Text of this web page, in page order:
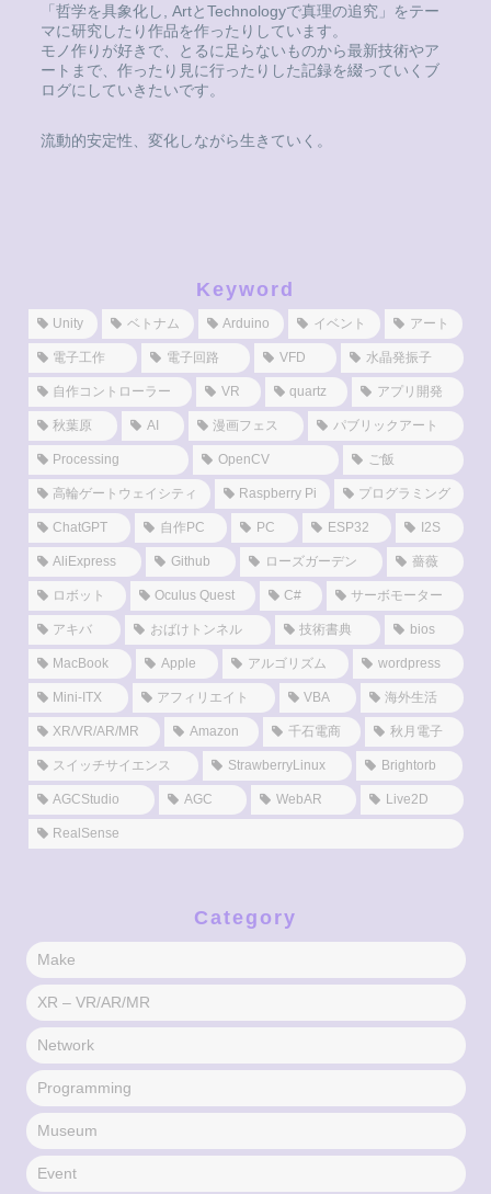
「哲学を具象化し, ArtとTechnologyで真理の追究」をテー
マに研究したり作品を作ったりしています。
モノ作りが好きで、とるに足らないものから最新技術やア
ートまで、作ったり見に行ったりした記録を綴っていくブ
ログにしていきたいです。
流動的安定性、変化しながら生きていく。
Keyword
Unity ベトナム Arduino イベント アート
電子工作 電子回路 VFD 水晶発振子
自作コントローラー VR quartz アプリ開発
秋葉原 AI 漫画フェス パブリックアート
Processing OpenCV ご飯
高輪ゲートウェイシティ Raspberry Pi プログラミング
ChatGPT 自作PC PC ESP32 I2S
AliExpress Github ローズガーデン 薔薇
ロボット Oculus Quest C# サーボモーター
アキバ おばけトンネル 技術書典 bios
MacBook Apple アルゴリズム wordpress
Mini-ITX アフィリエイト VBA 海外生活
XR/VR/AR/MR Amazon 千石電商 秋月電子
スイッチサイエンス StrawberryLinux Brightorb
AGCStudio AGC WebAR Live2D
RealSense
Category
Make
XR – VR/AR/MR
Network
Programming
Museum
Event